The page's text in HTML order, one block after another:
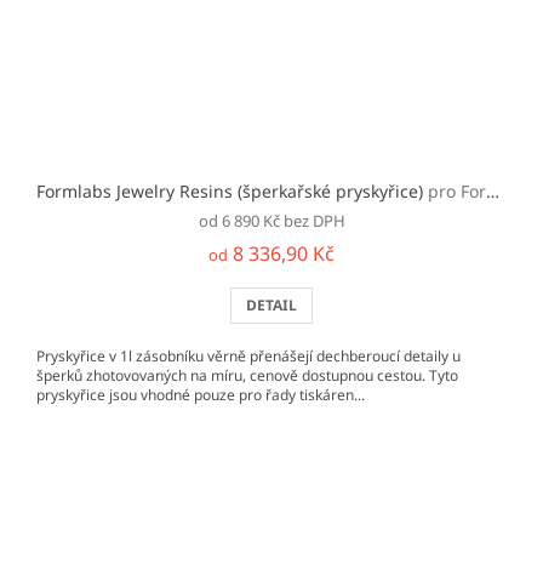
Formlabs Jewelry Resins (šperkařské pryskyřice) pro Form 2/3/+
od 6 890 Kč bez DPH
od 8 336,90 Kč
DETAIL
Pryskyřice v 1l zásobníku věrně přenášejí dechberoucí detaily u
šperků zhotovovaných na míru, cenově dostupnou cestou. Tyto
pryskyřice jsou vhodné pouze pro řady tiskáren...